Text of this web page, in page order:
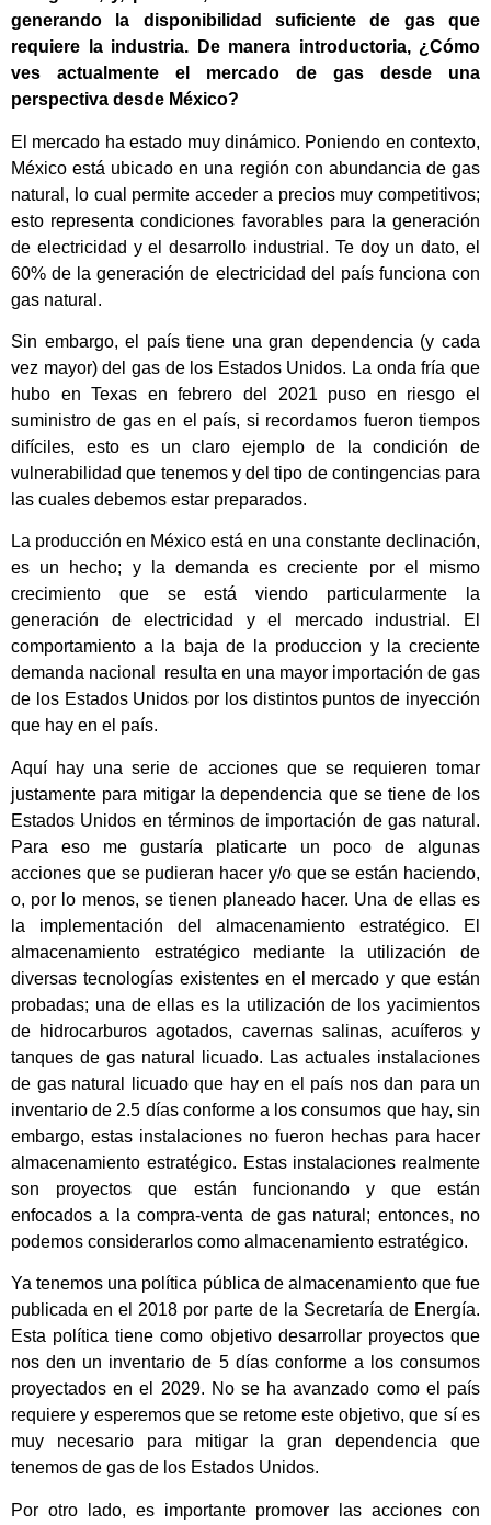
generando la disponibilidad suficiente de gas que
requiere la industria. De manera introductoria, ¿Cómo
ves actualmente el mercado de gas desde una
perspectiva desde México?
El mercado ha estado muy dinámico. Poniendo en contexto,
México está ubicado en una región con abundancia de gas
natural, lo cual permite acceder a precios muy competitivos;
esto representa condiciones favorables para la generación
de electricidad y el desarrollo industrial. Te doy un dato, el
60% de la generación de electricidad del país funciona con
gas natural.
Sin embargo, el país tiene una gran dependencia (y cada
vez mayor) del gas de los Estados Unidos. La onda fría que
hubo en Texas en febrero del 2021 puso en riesgo el
suministro de gas en el país, si recordamos fueron tiempos
difíciles, esto es un claro ejemplo de la condición de
vulnerabilidad que tenemos y del tipo de contingencias para
las cuales debemos estar preparados.
La producción en México está en una constante declinación,
es un hecho; y la demanda es creciente por el mismo
crecimiento que se está viendo particularmente la
generación de electricidad y el mercado industrial. El
comportamiento a la baja de la produccion y la creciente
demanda nacional resulta en una mayor importación de gas
de los Estados Unidos por los distintos puntos de inyección
que hay en el país.
Aquí hay una serie de acciones que se requieren tomar
justamente para mitigar la dependencia que se tiene de los
Estados Unidos en términos de importación de gas natural.
Para eso me gustaría platicarte un poco de algunas
acciones que se pudieran hacer y/o que se están haciendo,
o, por lo menos, se tienen planeado hacer. Una de ellas es
la implementación del almacenamiento estratégico. El
almacenamiento estratégico mediante la utilización de
diversas tecnologías existentes en el mercado y que están
probadas; una de ellas es la utilización de los yacimientos
de hidrocarburos agotados, cavernas salinas, acuíferos y
tanques de gas natural licuado. Las actuales instalaciones
de gas natural licuado que hay en el país nos dan para un
inventario de 2.5 días conforme a los consumos que hay, sin
embargo, estas instalaciones no fueron hechas para hacer
almacenamiento estratégico. Estas instalaciones realmente
son proyectos que están funcionando y que están
enfocados a la compra-venta de gas natural; entonces, no
podemos considerarlos como almacenamiento estratégico.
Ya tenemos una política pública de almacenamiento que fue
publicada en el 2018 por parte de la Secretaría de Energía.
Esta política tiene como objetivo desarrollar proyectos que
nos den un inventario de 5 días conforme a los consumos
proyectados en el 2029. No se ha avanzado como el país
requiere y esperemos que se retome este objetivo, que sí es
muy necesario para mitigar la gran dependencia que
tenemos de gas de los Estados Unidos.
Por otro lado, es importante promover las acciones con